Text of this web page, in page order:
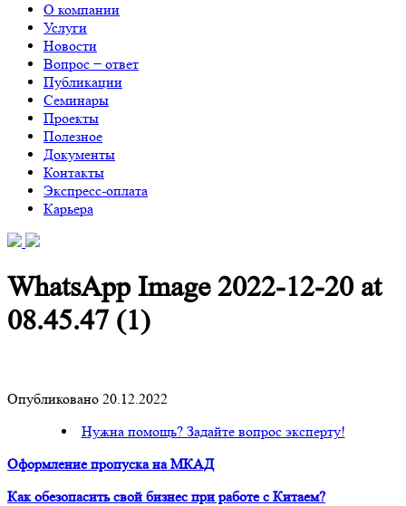
О компании
Услуги
Новости
Вопрос − ответ
Публикации
Семинары
Проекты
Полезное
Документы
Контакты
Экспресс-оплата
Карьера
WhatsApp Image 2022-12-20 at
08.45.47 (1)
Опубликовано 20.12.2022
Нужна помощь? Задайте вопрос эксперту!
Оформление пропуска на МКАД
Как обезопасить свой бизнес при работе с Китаем?